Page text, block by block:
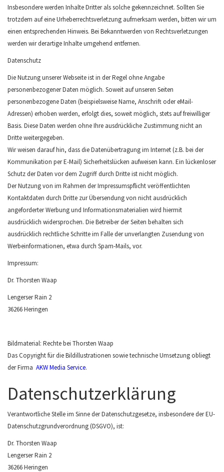
Insbesondere werden Inhalte Dritter als solche gekennzeichnet. Sollten Sie
trotzdem auf eine Urheberrechtsverletzung aufmerksam werden, bitten wir um
einen entsprechenden Hinweis. Bei Bekanntwerden von Rechtsverletzungen
werden wir derartige Inhalte umgehend entfernen.
Datenschutz
Die Nutzung unserer Webseite ist in der Regel ohne Angabe
personenbezogener Daten möglich. Soweit auf unseren Seiten
personenbezogene Daten (beispielsweise Name, Anschrift oder eMail-
Adressen) erhoben werden, erfolgt dies, soweit möglich, stets auf freiwilliger
Basis. Diese Daten werden ohne Ihre ausdrückliche Zustimmung nicht an
Dritte weitergegeben.
Wir weisen darauf hin, dass die Datenübertragung im Internet (z.B. bei der
Kommunikation per E-Mail) Sicherheitslücken aufweisen kann. Ein lückenloser
Schutz der Daten vor dem Zugriff durch Dritte ist nicht möglich.
Der Nutzung von im Rahmen der Impressumspflicht veröffentlichten
Kontaktdaten durch Dritte zur Übersendung von nicht ausdrücklich
angeforderter Werbung und Informationsmaterialien wird hiermit
ausdrücklich widersprochen. Die Betreiber der Seiten behalten sich
ausdrücklich rechtliche Schritte im Falle der unverlangten Zusendung von
Werbeinformationen, etwa durch Spam-Mails, vor.
Impressum:
Dr. Thorsten Waap
Lengerser Rain 2
36266 Heringen
Bildmaterial: Rechte bei Thorsten Waap
Das Copyright für die Bildillustrationen sowie technische Umsetzung obliegt
der Firma AKW Media Service.
Datenschutzerklärung
Verantwortliche Stelle im Sinne der Datenschutzgesetze, insbesondere der EU-
Datenschutzgrundverordnung (DSGVO), ist:
Dr. Thorsten Waap
Lengerser Rain 2
36266 Heringen